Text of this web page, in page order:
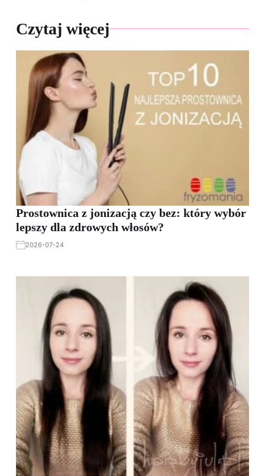
Czytaj więcej
Prostownica z jonizacją czy bez: który wybór
lepszy dla zdrowych włosów?
2026-07-24